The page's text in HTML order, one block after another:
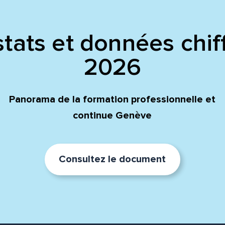
et données
2026
Panorama de la formation professionnelle et
continue Genève
Consultez le document